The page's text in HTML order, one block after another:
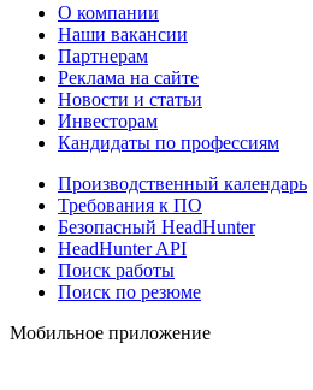
О компании
Наши вакансии
Партнерам
Реклама на сайте
Новости и статьи
Инвесторам
Кандидаты по профессиям
Производственный календарь
Требования к ПО
Безопасный HeadHunter
HeadHunter API
Поиск работы
Поиск по резюме
Мобильное приложение